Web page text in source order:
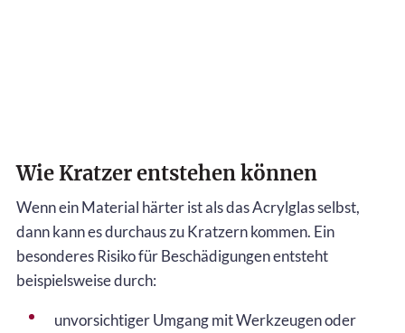
Wie Kratzer entstehen können
Wenn ein Material härter ist als das Acrylglas selbst,
dann kann es durchaus zu Kratzern kommen. Ein
besonderes Risiko für Beschädigungen entsteht
beispielsweise durch:
unvorsichtiger Umgang mit Werkzeugen oder